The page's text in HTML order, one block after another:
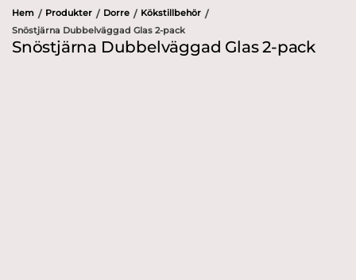
Hem / Produkter / Dorre / Kökstillbehör /
Snöstjärna Dubbelväggad Glas 2-pack
Snöstjärna Dubbelväggad Glas 2-pack